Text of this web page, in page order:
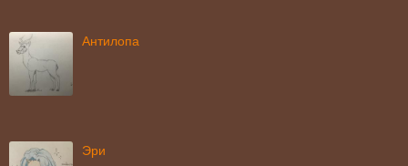
Антилопа
Эри